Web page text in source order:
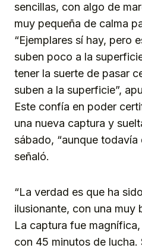
sencillas, con algo de
muy pequeña de calma
“Ejemplares sí hay, pero
suben poco a la
tener la suerte de pasar
suben a la superficie”,
Este confía en poder
una nueva captura y
sábado, “aunque todavía
señaló.
“La verdad es que ha
ilusionante, con una muy
La captura fue
con 45 minutos de lucha.